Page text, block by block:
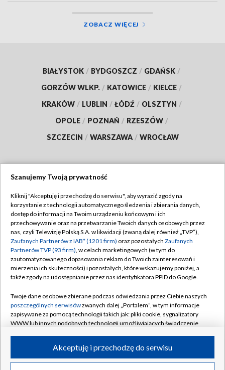
ZOBACZ WIĘCEJ
BIAŁYSTOK / BYDGOSZCZ / GDAŃSK /
GORZÓW WLKP. / KATOWICE / KIELCE /
KRAKÓW / LUBLIN / ŁÓDŹ / OLSZTYN /
OPOLE / POZNAŃ / RZESZÓW /
SZCZECIN / WARSZAWA / WROCŁAW
TVP
Abonament TVP
Emisja w TVP
Centrum informacji TVP
Naziemna Telewizja Cyfrowa
Rada Programowa
System NOS
Informacje o nadawcy
Program dla prasy
Regulamin TVP
Polityka prywatności
Moje zgody
Pomoc
Kontakt
Kanały
©2026 Telewizja Polska S.A. w likwidacji
Szanujemy Twoją prywatność
Kliknij "Akceptuję i przechodzę do serwisu", aby wyrazić zgody na
korzystanie z technologii automatycznego śledzenia i zbierania danych,
dostęp do informacji na Twoim urządzeniu końcowym i ich
przechowywanie oraz na przetwarzanie Twoich danych osobowych przez
nas, czyli Telewizję Polską S.A. w likwidacji (zwaną dalej również „TVP”),
Zaufanych Partnerów z IAB* (1201 firm) oraz pozostałych Zaufanych
Partnerów TVP (93 firm), w celach marketingowych (w tym do
zautomatyzowanego dopasowania reklam do Twoich zainteresowań i
mierzenia ich skuteczności) i pozostałych, które wskazujemy poniżej, a
także zgody na udostępnianie przez nas identyfikatora PPID do Google.
Twoje dane osobowe zbierane podczas odwiedzania przez Ciebie naszych
poszczególnych serwisówzwanych dalej „Portalem”, w tym informacje
zapisywane za pomocą technologii takich jak: pliki cookie, sygnalizatory
WWW lub innych podobnych technologii umożliwiających świadczenie
ruchu w Internecie.Akceptuję i przechodzę do serwisu